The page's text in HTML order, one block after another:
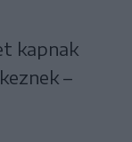
kapnak
–